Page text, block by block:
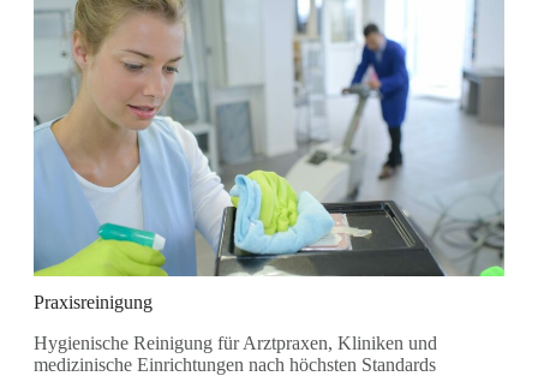
Praxisreinigung
Hygienische Reinigung für Arztpraxen, Kliniken und
medizinische Einrichtungen nach höchsten Standards